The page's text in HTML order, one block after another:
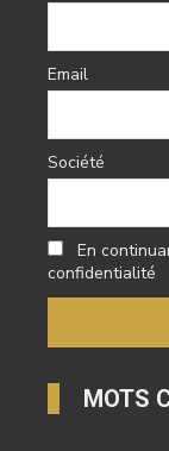
Email
Société
En
confidentialité
MOTS